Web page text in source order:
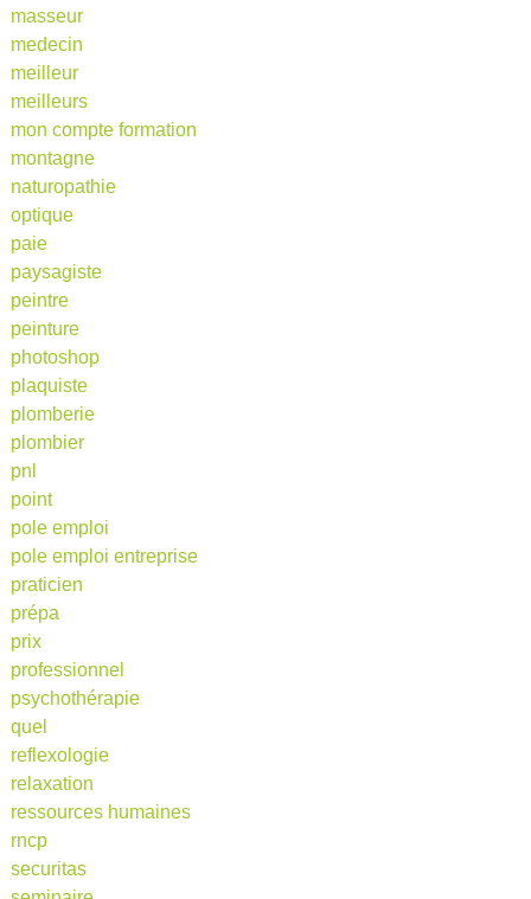
masseur
medecin
meilleur
meilleurs
mon compte formation
montagne
naturopathie
optique
paie
paysagiste
peintre
peinture
photoshop
plaquiste
plomberie
plombier
pnl
point
pole emploi
pole emploi entreprise
praticien
prépa
prix
professionnel
psychothérapie
quel
reflexologie
relaxation
ressources humaines
rncp
securitas